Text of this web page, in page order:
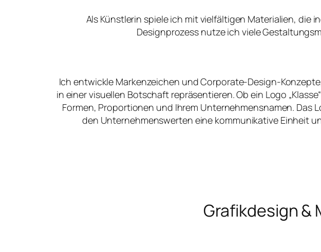
Als Künstlerin spiele ich mit vielfältigen Materialien, die
Designprozess nutze ich viele
Ich entwickle Markenzeichen und Corporate-Design-
in einer visuellen Botschaft repräsentieren. Ob ein Logo
Formen, Proportionen und Ihrem Unternehmensnamen.
den Unternehmenswerten eine kommunikative Einheit
Grafikdesign &